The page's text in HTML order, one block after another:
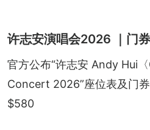
许志安演唱会2026 ｜门
官方公布“许志安 Andy Hui
Concert 2026”座位表及门
$580